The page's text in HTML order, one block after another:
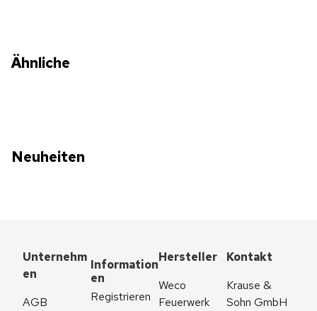
Ähnliche
Neuheiten
Unternehm
en
AGB
Information
en
Registrieren
Hersteller
Weco
Feuerwerk
Kontakt
Krause &
Sohn GmbH